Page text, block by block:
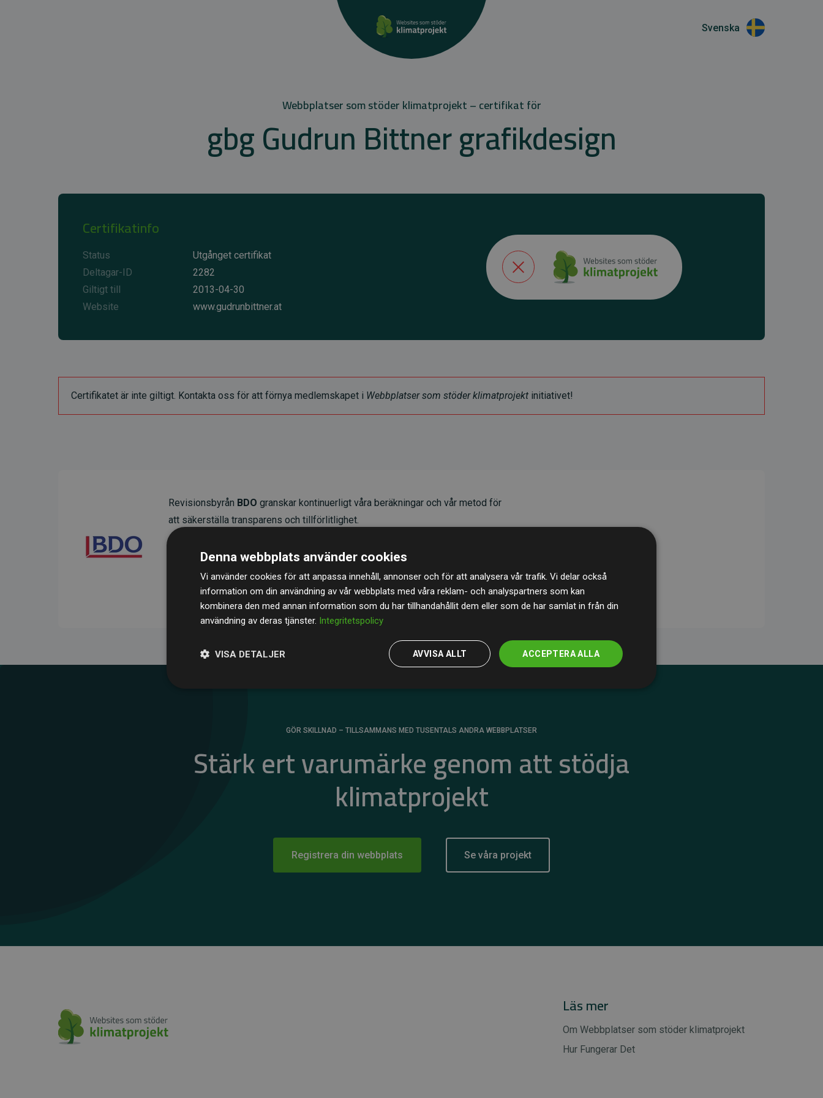
Svenska
Webbplatser som stöder klimatprojekt – certifikat för
gbg Gudrun Bittner grafikdesign
Certifikatinfo
Status
Utgånget certifikat
Deltagar-ID
2282
Giltigt till
2013-04-30
Website
www.gudrunbittner.at
Certifikatet är inte giltigt. Kontakta oss för att förnya medlemskapet i Webbplatser som stöder klimatprojekt initiativet!
Revisionsbyrån BDO granskar kontinuerligt våra beräkningar och vår metod för
att säkerställa transparens och tillförlitlighet.
kompenserar för200 % av de beräknade CO₂-utsläppen
medlemswebbplatser – ett tydligt bevis på att vårt arbetssätt ger mätbar
klimatnytta.
GÖR SKILLNAD – TILLSAMMANS MED TUSENTALS ANDRA WEBBPLATSER
Stärk ert varumärke genom att stödja
klimatprojekt
Registrera din webbplats Se våra projekt
Läs mer
Om Webbplatser som stöder klimatprojekt
Hur Fungerar Det
Denna webbplats använder cookies
Vi använder cookies för att anpassa innehåll, annonser och för att analysera vår trafik. Vi delar också
information om din användning av vår webbplats med våra reklam- och analyspartners som kan
kombinera den med annan information som du har tillhandahållit dem eller som de har samlat in från din
användning av deras tjänster. Integritetspolicy
ACCEPTERA ALLA
AVVISA ALLT
VISA DETALJER